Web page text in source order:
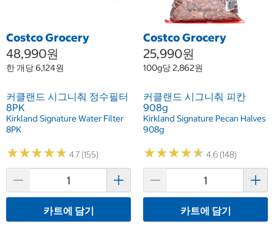
Costco Grocery
48,990원
한 개당 6,124원
커클랜드 시그니춰 정수필터
8PK
Kirkland Signature Water Filter
8PK
★★★★★
★★★★★ 4.7 (155)
카트에 담기
Costco Grocery
25,990원
100g당 2,862원
커클랜드 시그니춰 피칸
908g
Kirkland Signature Pecan Halves
908g
★★★★★
★★★★★ 4.6 (148)
카트에 담기